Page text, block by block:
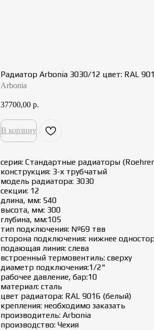
Радиатор Arbonia 3030/12 цвет: RAL
Arbonia
37700,00 р.
В корзину
серия: Стандартные радиаторы
конструкция: 3-х трубчатый
модель радиатора: 3030
секции: 12
длина, мм: 540
высота, мм: 300
глубина, мм:105
тип подключения: №69 твв
сторона подключения: нижнее
подающая линия: слева
встроенный термовентиль: сверху
диаметр подключения:1/2"
рабочее давление, бар:10
материал: сталь
цвет радиатора: RAL 9016 (белый)
крепления: необходимо заказать
производитель: Arbonia
производство: Чехия